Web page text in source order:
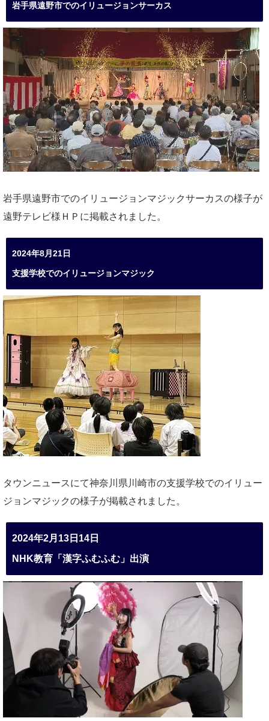
岩手県遠野市でのイリュージョンサーカス
岩手県遠野市でのイリュージョンマジックサーカスの様子が
遠野テレビ様ＨＰに掲載されました。
2024年8月21日
支援学校でのイリュージョンマジック
タウンニュースにて神奈川県川崎市の支援学校でのイリュー
ジョンマジックの様子が掲載されました。
2024年2月13日14日
NHK教育「漢字ふむふむ」出演